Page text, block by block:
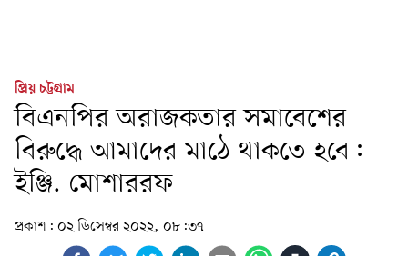
প্রিয় চট্টগ্রাম
বিএনপির অরাজকতার সমাবেশের
বিরুদ্ধে আমাদের মাঠে থাকতে হবে:
ইঞ্জি. মোশাররফ
প্রকাশ: ০২ ডিসেম্বর ২০২২, ০৮:৩৭